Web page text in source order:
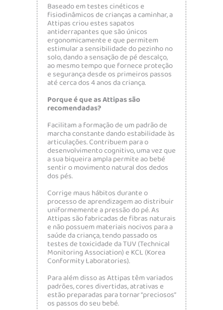
Baseado em testes cinéticos e
fisiodinâmicos de crianças a caminhar, a
Attipas criou estes sapatos
antiderrapantes que são únicos
ergonomicamente e que permitem
estimular a sensibilidade do pezinho no
solo, dando a sensação de pé descalço,
ao mesmo tempo que fornece proteção
e segurança desde os primeiros passos
até cerca dos 4 anos da criança.
Porque é que as Attipas são
recomendadas?
Facilitam a formação de um padrão de
marcha constante dando estabilidade às
articulações. Contribuem para o
desenvolvimento cognitivo, uma vez que
a sua biqueira ampla permite ao bebé
sentir o movimento natural dos dedos
dos pés.
Corrige maus hábitos durante o
processo de aprendizagem ao distribuir
uniformemente a pressão do pé. As
Attipas são fabricadas de fibras naturais
e não possuem materiais nocivos para a
saúde da criança, tendo passado os
testes de toxicidade da TUV (Technical
Monitoring Association) e KCL (Korea
Conformity Laboratories).
Para além disso as Attipas têm variados
padrões, cores divertidas, atrativas e
estão preparadas para tornar “preciosos”
os passos do seu bebé.